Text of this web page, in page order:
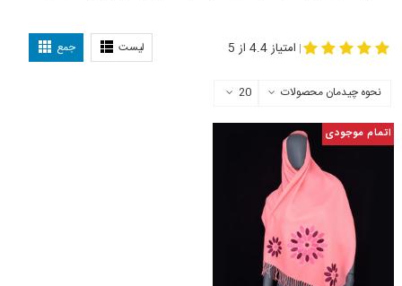
لیست جمع | امتیاز 4.4 از 5
نحوه چیدمان محصولات 20
اتمام موجودی